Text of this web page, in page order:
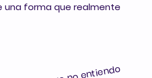
una forma que realmente